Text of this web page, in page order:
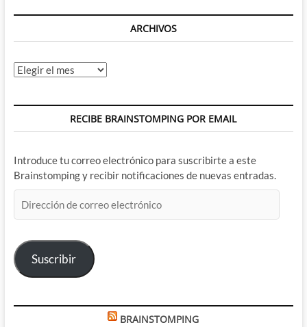
ARCHIVOS
Archivos
RECIBE BRAINSTOMPING POR EMAIL
Introduce tu correo electrónico para suscribirte a este
Brainstomping y recibir notificaciones de nuevas entradas.
de
electrónico
Suscribir
BRAINSTOMPING